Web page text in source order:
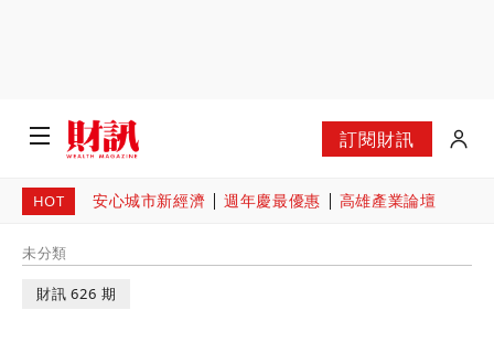
訂閱財訊
HOT 安心城市新經濟 週年慶最優惠 高雄產業論壇
未分類
財訊 626 期